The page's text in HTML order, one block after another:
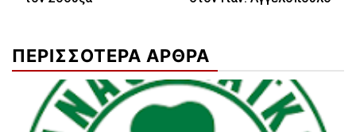
ΠΕΡΙΣΣΟΤΕΡΑ ΑΡΘΡΑ